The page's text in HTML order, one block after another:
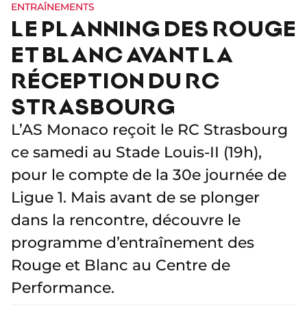
ENTRAÎNEMENTS
LE PLANNING DES ROUGE
ET BLANC AVANT LA
RÉCEPTION DU RC
STRASBOURG
L’AS Monaco reçoit le RC Strasbourg
ce samedi au Stade Louis-II (19h),
pour le compte de la 30e journée de
Ligue 1. Mais avant de se plonger
dans la rencontre, découvre le
programme d’entraînement des
Rouge et Blanc au Centre de
Performance.